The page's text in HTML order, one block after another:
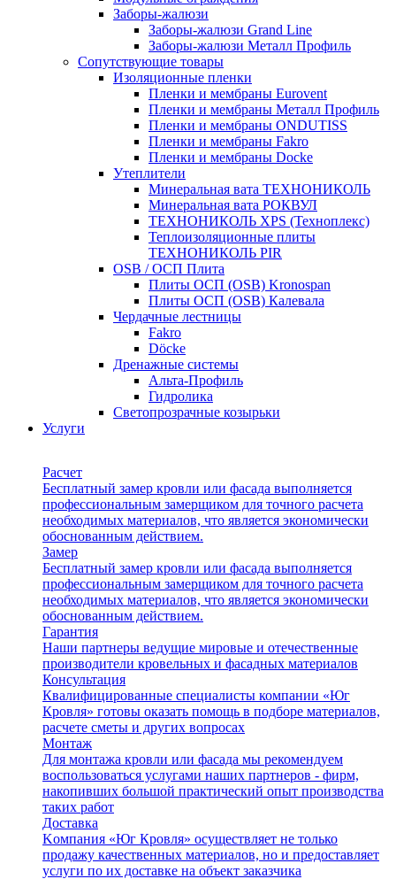
Заборы-жалюзи
Заборы-жалюзи Grand Line
Заборы-жалюзи Металл Профиль
Сопутствующие товары
Изоляционные пленки
Пленки и мембраны Eurovent
Пленки и мембраны Металл Профиль
Пленки и мембраны ONDUTISS
Пленки и мембраны Fakro
Пленки и мембраны Docke
Утеплители
Минеральная вата ТЕХНОНИКОЛЬ
Минеральная вата РОКВУЛ
ТЕХНОНИКОЛЬ XPS (Техноплекс)
Теплоизоляционные плиты
ТЕХНОНИКОЛЬ PIR
OSB / ОСП Плита
Плиты ОСП (OSB) Kronospan
Плиты ОСП (OSB) Калевала
Чердачные лестницы
Fakro
Döcke
Дренажные системы
Альта-Профиль
Гидролика
Светопрозрачные козырьки
Услуги
Расчет
Бесплатный замер кровли или фасада выполняется
профессиональным замерщиком для точного расчета
необходимых материалов, что является экономически
обоснованным действием.
Замер
Бесплатный замер кровли или фасада выполняется
профессиональным замерщиком для точного расчета
необходимых материалов, что является экономически
обоснованным действием.
Гарантия
Наши партнеры ведущие мировые и отечественные
производители кровельных и фасадных материалов
Консультация
Квалифицированные специалисты компании «Юг
Кровля» готовы оказать помощь в подборе материалов,
расчете сметы и других вопросах
Монтаж
Для монтажа кровли или фасада мы рекомендуем
воспользоваться услугами наших партнеров - фирм,
накопивших большой практический опыт производства
таких работ
Доставка
Kомпания «Юг Кровля» осуществляет не только
продажу качественных материалов, но и предоставляет
услуги по их доставке на объект заказчика